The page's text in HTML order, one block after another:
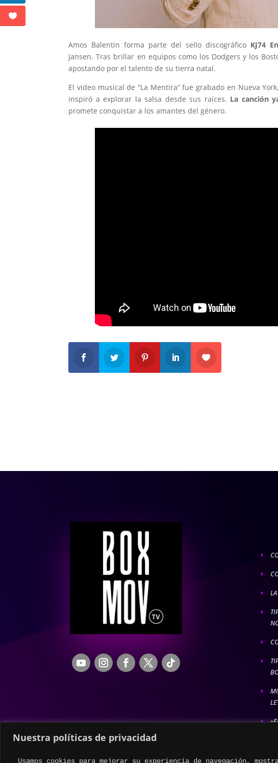
Nuestra políticas de privacidad
Usamos cookies para mejorar su experiencia de navegación,
Amos Balentin forma parte del sello discográfico KJ74
Jansen. Tras brillar en equipos como los Dodgers y los
apostando por el talento de su tierra natal.
El video musical de “La Mentira” fue grabado en Nueva
inspiró a explorar la salsa desde sus raíces. La canción
promete conquistar a los amantes del género.
E
E
E
E
E
E
E
E